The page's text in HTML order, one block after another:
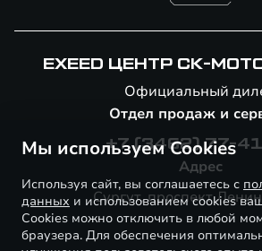
EXEED ЦЕНТР СК-
Официальный
Отдел продаж и
+7 (3462) 77-
Адрес
Сургут, проспект
Мы используем Cookies
Используя сайт, вы соглашаетесь с
данных и использованием cookies
Cookies можно отключить в любой
браузера. Для обеспечения